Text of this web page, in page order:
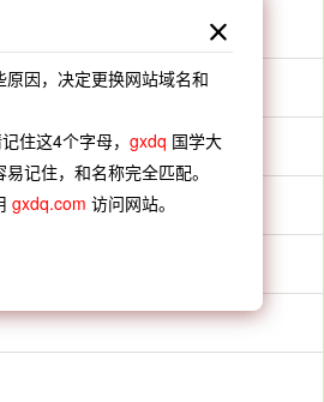
因，决定更换网站域名和
住这4个字母， gxdq 国学大
记住，和名称完全匹配。
gxdq.com 访问网站。